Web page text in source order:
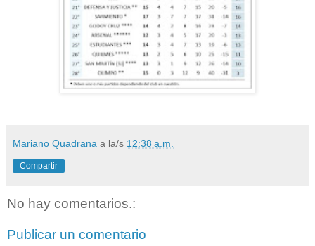
Mariano Quadrana a la/s 12:38 a.m.
Compartir
No hay comentarios.:
Publicar un comentario